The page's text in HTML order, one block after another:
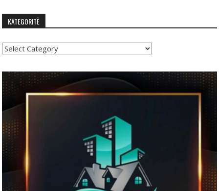
KATEGORITË
Kategoritë